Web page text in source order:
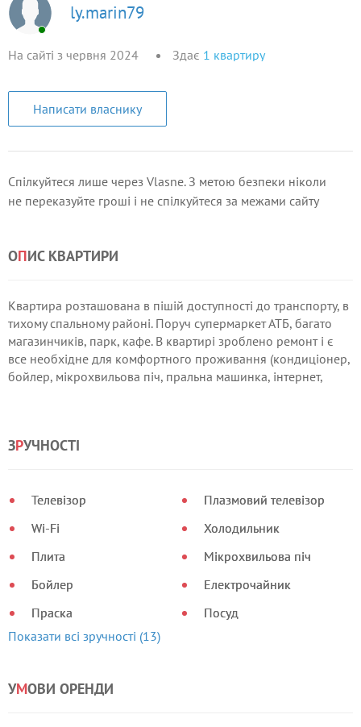
ly.marin79
На сайті з червня 2024 Здає 1 квартиру
Написати власнику
Спілкуйтеся лише через Vlasne. З метою безпеки ніколи
не переказуйте гроші і не спілкуйтеся за межами сайту
ОПИС КВАРТИРИ
Квартира розташована в пішій доступності до транспорту, в
тихому спальному районі. Поруч супермаркет АТБ, багато
магазинчиків, парк, кафе. В квартирі зроблено ремонт і є
все необхідне для комфортного проживання (кондиціонер,
бойлер, мікрохвильова піч, пральна машинка, інтернет,
ЗРУЧНОСТІ
Телевізор
Wi-Fi
Плита
Бойлер
Праска
Плазмовий телевізор
Холодильник
Мікрохвильова піч
Електрочайник
Посуд
Показати всі зручності (13)
УМОВИ ОРЕНДИ